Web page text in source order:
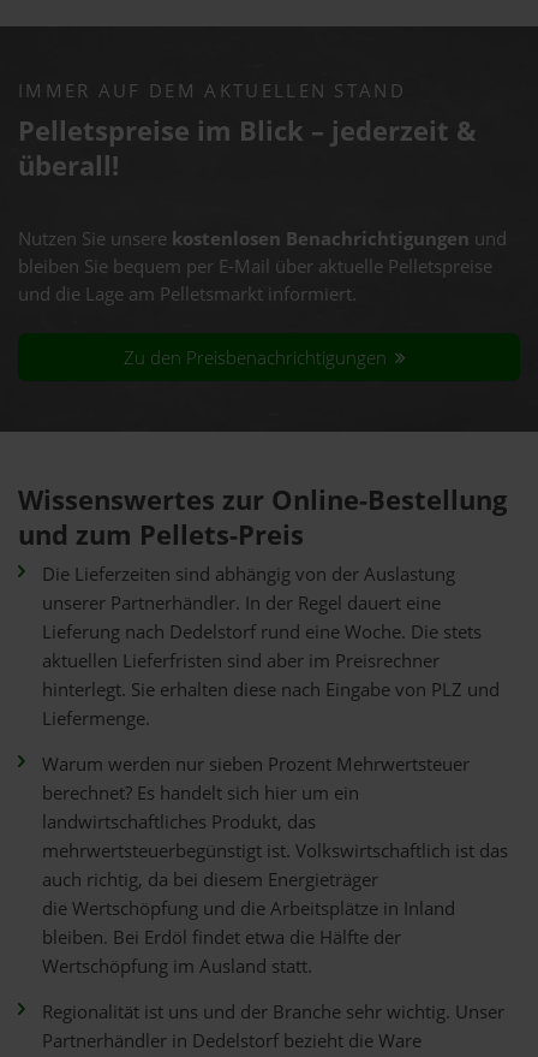
IMMER AUF DEM AKTUELLEN STAND
Pelletspreise im Blick – jederzeit &
überall!
Nutzen Sie unsere kostenlosen Benachrichtigungen und
bleiben Sie bequem per E-Mail über aktuelle Pelletspreise
und die Lage am Pelletsmarkt informiert.
Zu den Preisbenachrichtigungen
Wissenswertes zur Online-Bestellung
und zum Pellets-Preis
Die Lieferzeiten sind abhängig von der Auslastung
unserer Partnerhändler. In der Regel dauert eine
Lieferung nach Dedelstorf rund eine Woche. Die stets
aktuellen Lieferfristen sind aber im Preisrechner
hinterlegt. Sie erhalten diese nach Eingabe von PLZ und
Liefermenge.
Warum werden nur sieben Prozent Mehrwertsteuer
berechnet? Es handelt sich hier um ein
landwirtschaftliches Produkt, das
mehrwertsteuerbegünstigt ist. Volkswirtschaftlich ist das
auch richtig, da bei diesem Energieträger
die Wertschöpfung und die Arbeitsplätze in Inland
bleiben. Bei Erdöl findet etwa die Hälfte der
Wertschöpfung im Ausland statt.
Regionalität ist uns und der Branche sehr wichtig. Unser
Partnerhändler in Dedelstorf bezieht die Ware